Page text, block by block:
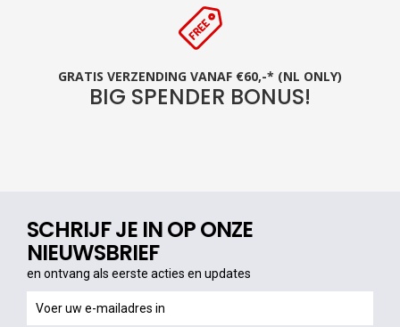
GRATIS VERZENDING VANAF €60,-* (NL ONLY)
BIG SPENDER BONUS!
SCHRIJF JE IN OP ONZE
NIEUWSBRIEF
en ontvang als eerste acties en updates
ontvang